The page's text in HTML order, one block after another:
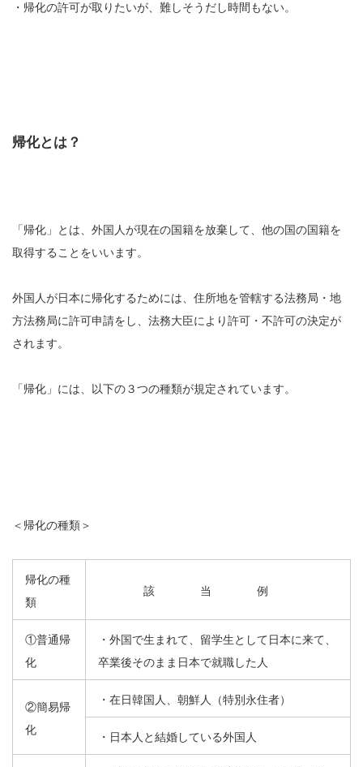
・帰化の許可が取りたいが、難しそうだし時間もない。
帰化とは？
「帰化」とは、外国人が現在の国籍を放棄して、他の国の国籍を
取得することをいいます。
外国人が日本に帰化するためには、住所地を管轄する法務局・地
方法務局に許可申請をし、法務大臣により許可・不許可の決定が
されます。
「帰化」には、以下の３つの種類が規定されています。
＜帰化の種類＞
帰化の種
類
該 当 例
①普通帰
化
・外国で生まれて、留学生として日本に来て、
卒業後そのまま日本で就職した人
②簡易帰
化
・在日韓国人、朝鮮人（特別永住者）
・日本人と結婚している外国人